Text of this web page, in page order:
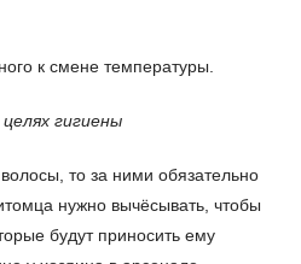
к смене температуры.
гигиены
то за ними обязательно
нужно вычёсывать, чтобы
будут приносить ему